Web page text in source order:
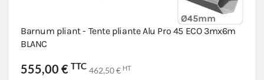
Barnum pliant - Tente pliante Alu Pro 45 ECO 3mx6m
BLANC
555,00 € TTC 462,50 € HT